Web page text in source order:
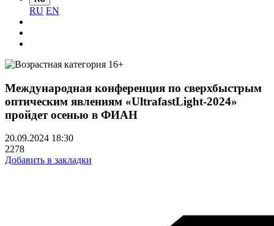
RU EN
Международная конференция по сверхбыстрым
оптическим явлениям «UltrafastLight-2024»
пройдет осенью в ФИАН
20.09.2024 18:30
2278
Добавить в закладки